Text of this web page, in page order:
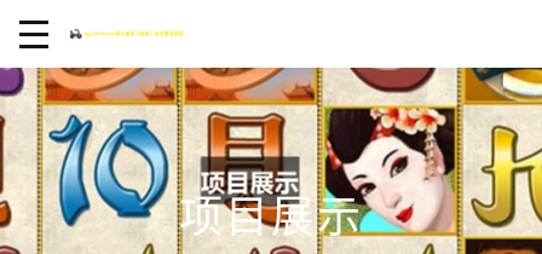
项目展示